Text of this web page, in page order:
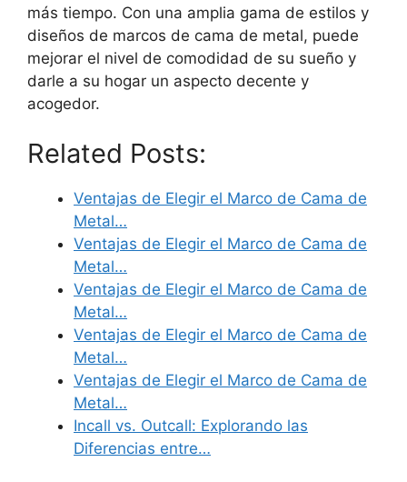
más tiempo. Con una amplia gama de estilos y
diseños de marcos de cama de metal, puede
mejorar el nivel de comodidad de su sueño y
darle a su hogar un aspecto decente y
acogedor.
Related Posts:
Ventajas de Elegir el Marco de Cama de
Metal…
Ventajas de Elegir el Marco de Cama de
Metal…
Ventajas de Elegir el Marco de Cama de
Metal…
Ventajas de Elegir el Marco de Cama de
Metal…
Ventajas de Elegir el Marco de Cama de
Metal…
Incall vs. Outcall: Explorando las
Diferencias entre…